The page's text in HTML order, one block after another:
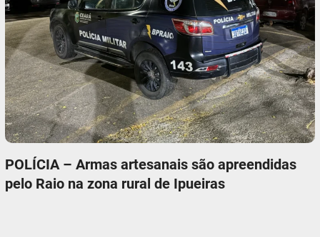
POLÍCIA – Armas artesanais são apreendidas
pelo Raio na zona rural de Ipueiras